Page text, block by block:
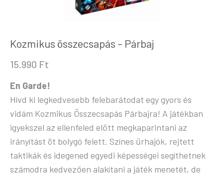
Kozmikus összecsapás – Párbaj
15.990 Ft
En Garde!
Hívd ki legkedvesebb felebarátodat egy gyors és
vidám Kozmikus Összecsapás Párbajra! A játékban
igyekszel az ellenfeled előtt megkaparintani az
irányítást öt bolygó felett. Színes űrhajók, rejtett
taktikák és idegened egyedi képességei segíthetnek
számodra kedvezően alakítani a játék menetét, de